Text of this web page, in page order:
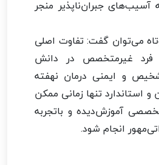
آسیب‌های جبران‌ناپذیر منجر
می‌توان گفت: تفاوت اصلی
غیرمتخصص در دانش
و ایمنی درمان نهفته
استاندارد تنها زمانی ممکن
آموزش‌دیده و باتجربه
انجام شود.